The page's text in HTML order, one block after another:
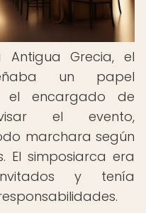
Grecia, el
un papel
el encargado de
el evento,
marchara según
El simposiarca era
y tenía